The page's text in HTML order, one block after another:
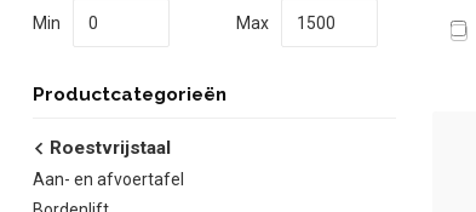
Min Max
Productcategorieën
Roestvrijstaal
Aan- en afvoertafel